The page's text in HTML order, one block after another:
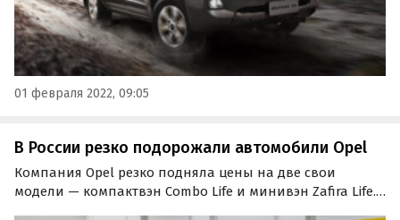
01 февраля 2022, 09:05
В России резко подорожали автомобили Opel
Компания Opel резко подняла цены на две свои
модели — компактвэн Combo Life и минивэн Zafira Life.